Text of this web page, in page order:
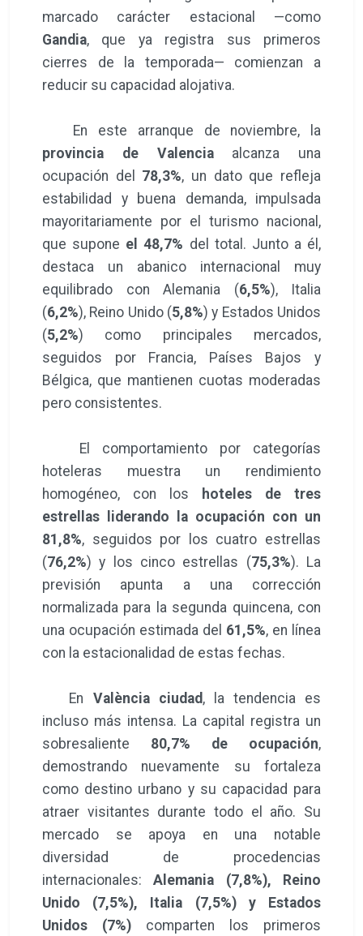
marcado carácter estacional —como
Gandia, que ya registra sus primeros
cierres de la temporada— comienzan a
reducir su capacidad alojativa.
En este arranque de noviembre, la
provincia de Valenciaalcanza una
ocupación del 78,3%, un dato que refleja
estabilidad y buena demanda, impulsada
mayoritariamente por el turismo nacional,
que supone el 48,7% del total. Junto a él,
destaca un abanico internacional muy
equilibrado con Alemania (6,5%), Italia
(6,2%), Reino Unido (5,8%) y Estados Unidos
(5,2%) como principales mercados,
seguidos por Francia, Países Bajos y
Bélgica, que mantienen cuotas moderadas
pero consistentes.
El comportamiento por categorías
hoteleras muestra un rendimiento
homogéneo, con los
hoteles de tres
estrellas liderando la ocupación con un
81,8%, seguidos por los cuatro estrellas
(76,2%) y los cinco estrellas (75,3%). La
previsión apunta a una corrección
normalizada para la segunda quincena, con
una ocupación estimada del 61,5%, en línea
con la estacionalidad de estas fechas.
En València ciudad, la tendencia es
incluso más intensa. La capital registra un
sobresaliente 80,7% de ocupación,
demostrando nuevamente su fortaleza
como destino urbano y su capacidad para
atraer visitantes durante todo el año. Su
mercado se apoya en una notable
diversidad de procedencias
internacionales:Alemania (7,8%), Reino
Unido (7,5%), Italia (7,5%) y Estados
Unidos (7%) comparten los primeros